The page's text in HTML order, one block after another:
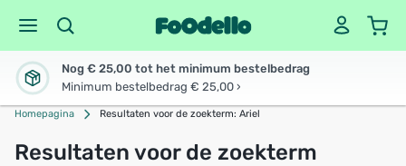
Nog € 25,00 tot het minimum bestelbedrag
Minimum bestelbedrag € 25,00 ›
Homepagina Resultaten voor de zoekterm: Ariel
Resultaten voor de zoekterm